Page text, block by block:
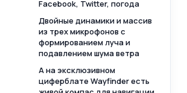
Facebook, Twitter, погода
Двойные динамики и массив
из трех микрофонов с
формированием луча и
подавлением шума ветра
А на эксклюзивном
циферблате Wayfinder есть